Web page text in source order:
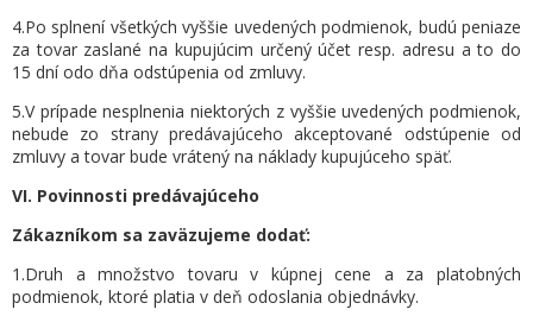
4.Po splnení všetkých vyššie uvedených podmienok, budú peniaze
za tovar zaslané na kupujúcim určený účet resp. adresu a to do
15 dní odo dňa odstúpenia od zmluvy.
5.V prípade nesplnenia niektorých z vyššie uvedených podmienok,
nebude zo strany predávajúceho akceptované odstúpenie od
zmluvy a tovar bude vrátený na náklady kupujúceho späť.
VI. Povinnosti predávajúceho
Zákazníkom sa zaväzujeme dodať:
1.Druh a množstvo tovaru v kúpnej cene a za platobných
podmienok, ktoré platia v deň odoslania objednávky.